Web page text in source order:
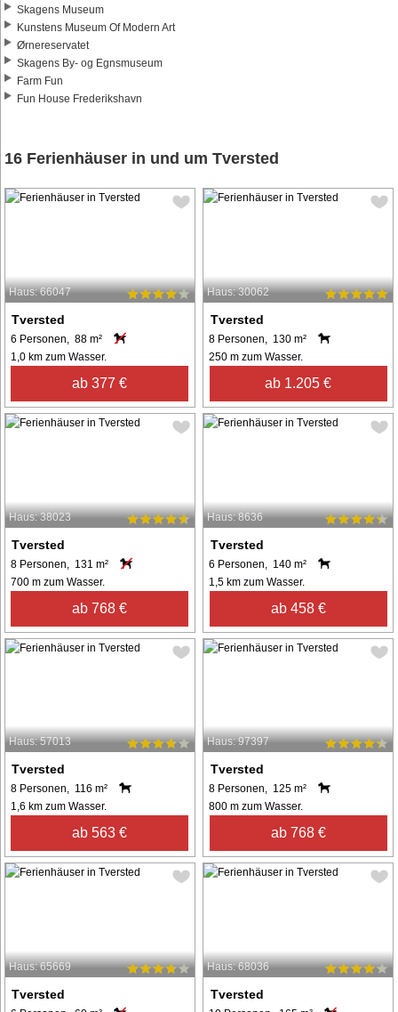
Skagens Museum
Kunstens Museum Of Modern Art
Ørnereservatet
Skagens By- og Egnsmuseum
Farm Fun
Fun House Frederikshavn
16 Ferienhäuser in und um Tversted
Haus: 66047
Tversted
6 Personen, 88 m²
1,0 km zum Wasser.
ab 377 €
Haus: 30062
Tversted
8 Personen, 130 m²
250 m zum Wasser.
ab 1.205 €
Haus: 38023
Tversted
8 Personen, 131 m²
700 m zum Wasser.
ab 768 €
Haus: 8636
Tversted
6 Personen, 140 m²
1,5 km zum Wasser.
ab 458 €
Haus: 57013
Tversted
8 Personen, 116 m²
1,6 km zum Wasser.
ab 563 €
Haus: 97397
Tversted
8 Personen, 125 m²
800 m zum Wasser.
ab 768 €
Haus: 65669
Tversted
Haus: 68036
Tversted